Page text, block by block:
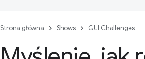
Strona główna Shows GUI Challenges